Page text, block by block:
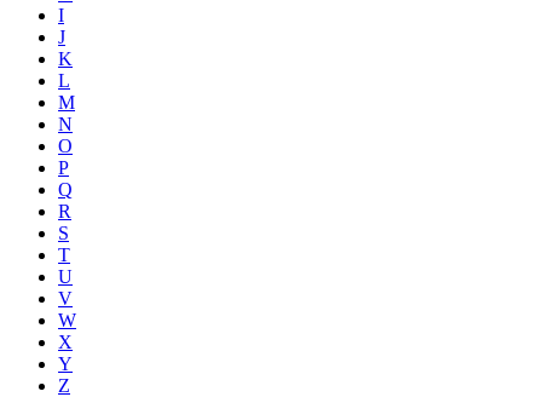
I
J
K
L
M
N
O
P
Q
R
S
T
U
V
W
X
Y
Z